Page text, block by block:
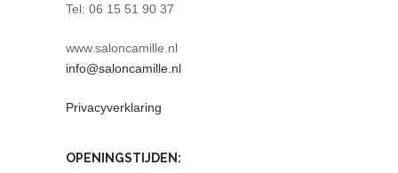
Tel: 06 15 51 90 37
www.saloncamille.nl
info@saloncamille.nl
Privacyverklaring
OPENINGSTIJDEN: